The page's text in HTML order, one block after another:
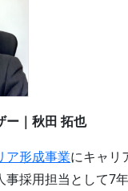
ー｜秋田 拓也
ア形成事業にキャリ
事採用担当として7